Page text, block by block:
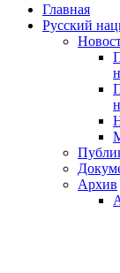
Главная
Русский
Архив